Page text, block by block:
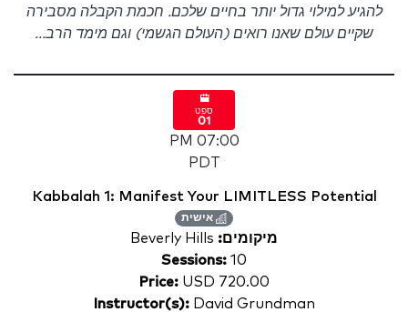
להגיע למילוי גדול יותר בחיים שלכם. חכמת הקבלה מסבירה
שקיים עולם שאנו רואים (העולם הגשמי) וגם מימד הרב...
ספט
01
07:00 PM
PDT
Kabbalah 1: Manifest Your LIMITLESS Potential
אישית
מיקומים: Beverly Hills
Sessions: 10
Price: USD 720.00
Instructor(s): David Grundman